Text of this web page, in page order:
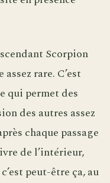
Scorpion
rare. C’est
qui permet des
des autres assez
chaque passage
de l’intérieur,
peut-être ça, au